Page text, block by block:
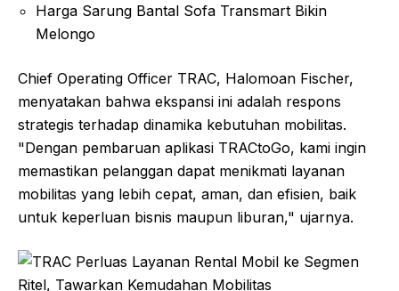
Harga Sarung Bantal Sofa Transmart Bikin
Melongo
Chief Operating Officer TRAC, Halomoan Fischer,
menyatakan bahwa ekspansi ini adalah respons
strategis terhadap dinamika kebutuhan mobilitas.
"Dengan pembaruan aplikasi TRACtoGo, kami ingin
memastikan pelanggan dapat menikmati layanan
mobilitas yang lebih cepat, aman, dan efisien, baik
untuk keperluan bisnis maupun liburan," ujarnya.